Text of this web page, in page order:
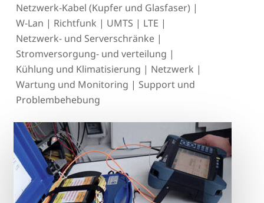
Netzwerk-Kabel (Kupfer und Glasfaser) |
W-Lan | Richtfunk | UMTS | LTE |
Netzwerk- und Serverschränke |
Stromversorgung- und verteilung |
Kühlung und Klimatisierung | Netzwerk |
Wartung und Monitoring | Support und
Problembehebung